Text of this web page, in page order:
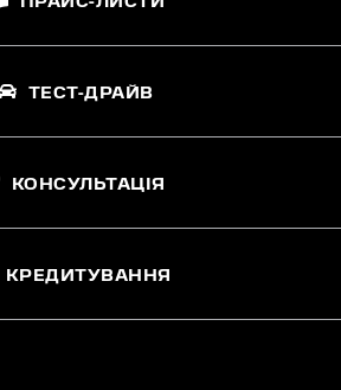
ТЕСТ-ДРАЙВ
КОНСУЛЬТАЦІЯ
КРЕДИТУВАННЯ